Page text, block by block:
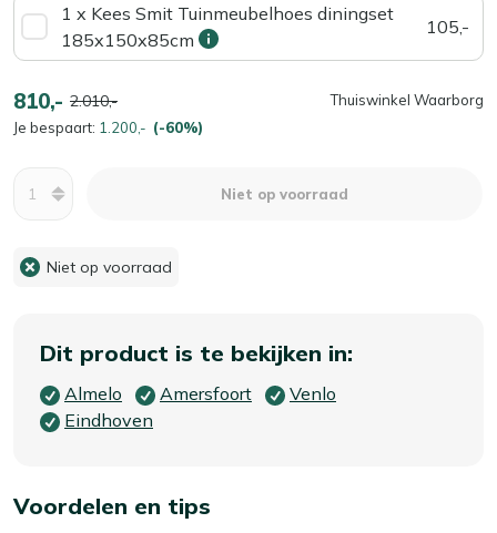
1 x Kees Smit Tuinmeubelhoes diningset
185x150x85cm
105,-
810,- 2.010,-
Je bespaart: 1.200,- (-60%)
Thuiswinkel Waarborg
Niet op voorraad
Niet op voorraad
Dit product is te bekijken in:
Almelo Amersfoort
Venlo
Eindhoven
Voordelen en tips